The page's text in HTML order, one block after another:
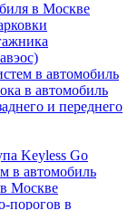
в Москве
в автомобиль
в автомобиль
и переднего
Keyless Go
в автомобиль
в Москве
порогов в